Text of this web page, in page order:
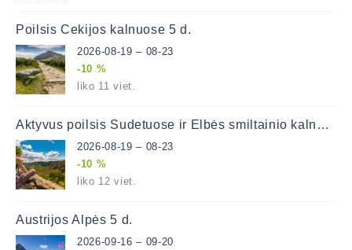
Poilsis Čekijos kalnuose 5 d.
2026-08-19 – 08-23
-10 %
liko 11 viet.
Aktyvus poilsis Sudetuose ir Elbės smiltainio kalnuose
2026-08-19 – 08-23
-10 %
liko 12 viet.
Austrijos Alpės 5 d.
2026-09-16 – 09-20